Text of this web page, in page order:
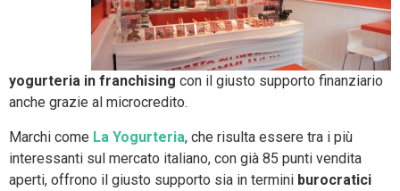
yogurteria in franchising con il giusto supporto finanziario
anche grazie al microcredito.
Marchi come La Yogurteria, che risulta essere tra i più
interessanti sul mercato italiano, con già 85 punti vendita
aperti, offrono il giusto supporto sia in termini burocratici